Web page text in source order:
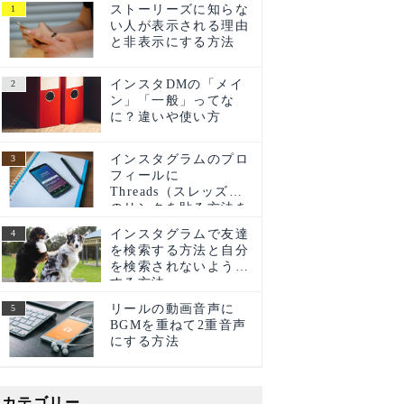
ストーリーズに知らな
い人が表示される理由
と非表示にする方法
インスタDMの「メイ
ン」「一般」ってな
に？違いや使い方
インスタグラムのプロ
フィールに
Threads（スレッズ）
のリンクを貼る方法を
インスタグラムで友達
を検索する方法と自分
を検索されないように
する方法
リールの動画音声に
BGMを重ねて2重音声
にする方法